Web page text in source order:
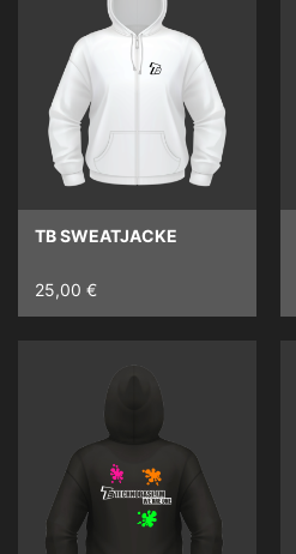
TB SWEATJACKE
25,00 €